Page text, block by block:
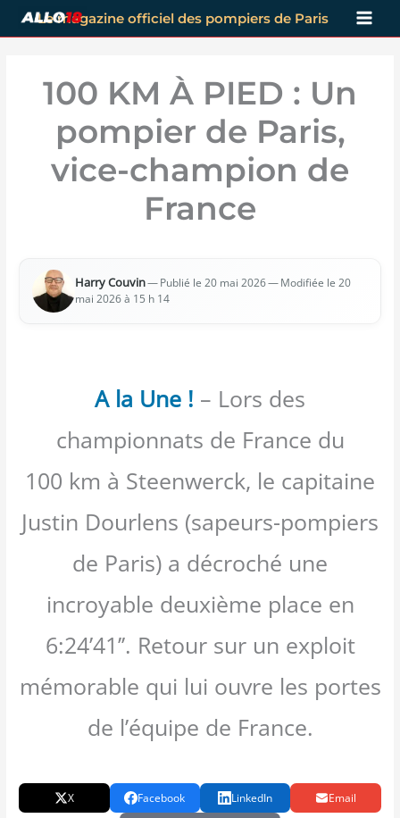
Aller
au
Le magazine officiel des pompiers de Paris
100 KM À PIED : Un
pompier de Paris,
vice-champion de
France
Har­ry Cou­vin— Publié le 20 mai 2026— Modi­fiée le 20
mai 2026 à 15 h 14
A la Une ! – Lors des
championnats de France du
100 km à Steenwerck, le capitaine
Justin Dourlens (sapeurs-pompiers
de Paris) a décroché une
incroyable deuxième place en
6:24’41’’. Retour sur un exploit
mémorable qui lui ouvre les portes
de l’équipe de France.
X Facebook LinkedIn
Email